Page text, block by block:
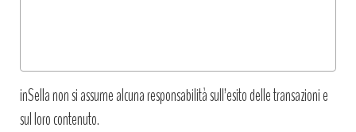
inSella non si assume alcuna responsabilità sull’esito delle transazioni e
sul loro contenuto.